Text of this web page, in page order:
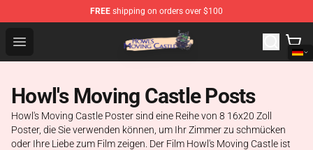
FREE shipping on orders over $100
Open menu
Howl's Moving Castle Store - Official Howl's Moving
Howl's Moving Castle Posts
Howl's Moving Castle Poster sind eine Reihe von 8 16x20 Zoll
Poster, die Sie verwenden können, um Ihr Zimmer zu schmücken
oder Ihre Liebe zum Film zeigen. Der Film Howl's Moving Castle ist